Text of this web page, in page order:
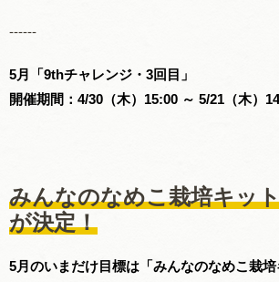
------
5月「9thチャレンジ・3回目」
開催期間：4/30（木）15:00 ～ 5/21（木）
みんなのなめこ栽培キッ
が決定！
5月のいまだけ目標は「みんなのなめこ栽培